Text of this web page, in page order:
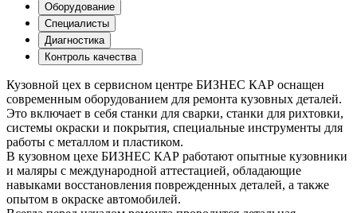
Оборудование
Специалисты
Диагностика
Контроль качества
Кузовной цех в сервисном центре БИЗНЕС КАР оснащен
современным оборудованием для ремонта кузовных деталей.
Это включает в себя станки для сварки, станки для рихтовки,
системы окраски и покрытия, специальные инструменты для
работы с металлом и пластиком.
В кузовном цехе БИЗНЕС КАР работают опытные кузовники
и маляры с международной аттестацией, обладающие
навыками восстановления поврежденных деталей, а также
опытом в окраске автомобилей.